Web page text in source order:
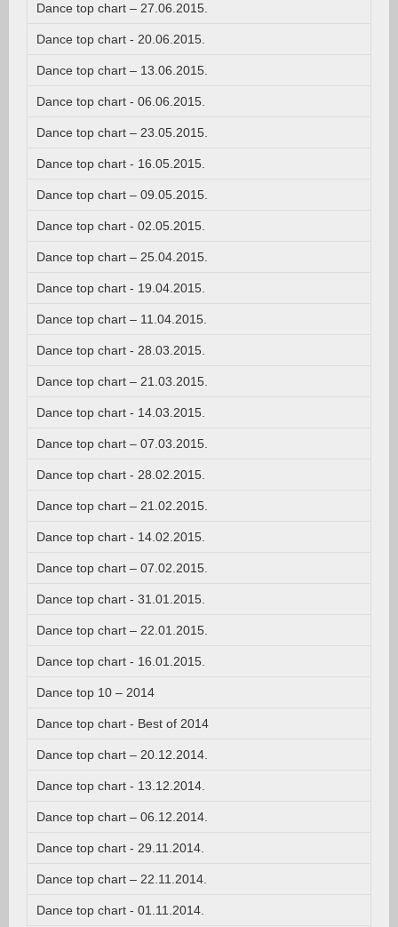
Dance top chart – 27.06.2015.
Dance top chart - 20.06.2015.
Dance top chart – 13.06.2015.
Dance top chart - 06.06.2015.
Dance top chart – 23.05.2015.
Dance top chart - 16.05.2015.
Dance top chart – 09.05.2015.
Dance top chart - 02.05.2015.
Dance top chart – 25.04.2015.
Dance top chart - 19.04.2015.
Dance top chart – 11.04.2015.
Dance top chart - 28.03.2015.
Dance top chart – 21.03.2015.
Dance top chart - 14.03.2015.
Dance top chart – 07.03.2015.
Dance top chart - 28.02.2015.
Dance top chart – 21.02.2015.
Dance top chart - 14.02.2015.
Dance top chart – 07.02.2015.
Dance top chart - 31.01.2015.
Dance top chart – 22.01.2015.
Dance top chart - 16.01.2015.
Dance top 10 – 2014
Dance top chart - Best of 2014
Dance top chart – 20.12.2014.
Dance top chart - 13.12.2014.
Dance top chart – 06.12.2014.
Dance top chart - 29.11.2014.
Dance top chart – 22.11.2014.
Dance top chart - 01.11.2014.